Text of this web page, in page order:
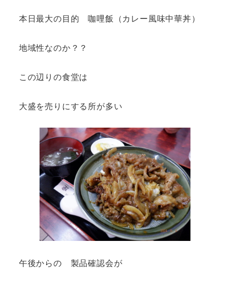
本日最大の目的 咖哩飯（カレー風味中華丼）
地域性なのか？？
この辺りの食堂は
大盛を売りにする所が多い
午後からの 製品確認会が